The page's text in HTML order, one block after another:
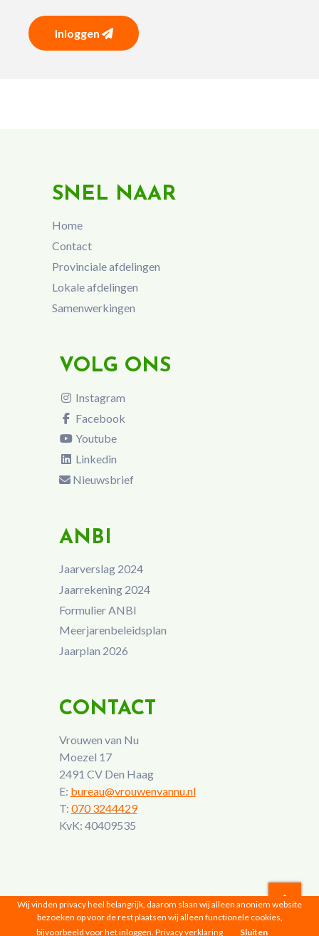
Inloggen
SNEL NAAR
Home
Contact
Provinciale afdelingen
Lokale afdelingen
Samenwerkingen
VOLG ONS
Instagram
Facebook
Youtube
Linkedin
Nieuwsbrief
ANBI
Jaarverslag 2024
Jaarrekening 2024
Formulier ANBI
Meerjarenbeleidsplan
Jaarplan 2026
CONTACT
Vrouwen van Nu
Moezel 17
2491 CV Den Haag
E: bureau@vrouwenvannu.nl
T: 070 3244429
KvK: 40409535
Vrouwen van Nu © 2026 |Privacyverklaring
Wij vinden privacy heel belangrijk, daarom slaan wij alleen anoniem website
bezoeken op voor de rest plaatsen wij alleen functionele cookies,
bijvoorbeeld voor het inloggen. Privacy verklaring Sluiten